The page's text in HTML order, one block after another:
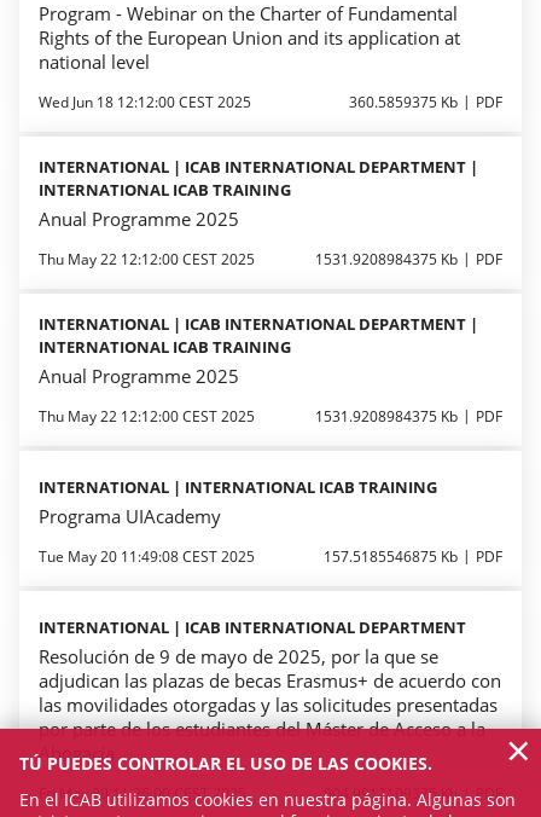
Program - Webinar on the Charter of Fundamental
Rights of the European Union and its application at
national level
Wed Jun 18 12:12:00 CEST 2025 360.5859375 Kb PDF
INTERNATIONAL | ICAB INTERNATIONAL DEPARTMENT |
INTERNATIONAL ICAB TRAINING
Anual Programme 2025
Thu May 22 12:12:00 CEST 2025 1531.9208984375 Kb PDF
INTERNATIONAL | ICAB INTERNATIONAL DEPARTMENT |
INTERNATIONAL ICAB TRAINING
Anual Programme 2025
Thu May 22 12:12:00 CEST 2025 1531.9208984375 Kb PDF
INTERNATIONAL | INTERNATIONAL ICAB TRAINING
Programa UIAcademy
Tue May 20 11:49:08 CEST 2025 157.5185546875 Kb PDF
INTERNATIONAL | ICAB INTERNATIONAL DEPARTMENT
Resolución de 9 de mayo de 2025, por la que se
adjudican las plazas de becas Erasmus+ de acuerdo con
las movilidades otorgadas y las solicitudes presentadas
por parte de los estudiantes del Máster de Acceso a la
Abogacía
Fri May 09 11:26:00 CEST 2025 904.9912109375 Kb PDF
TÚ PUEDES CONTROLAR EL USO DE LAS COOKIES.
En el ICAB utilizamos cookies en nuestra página. Algunas son
×